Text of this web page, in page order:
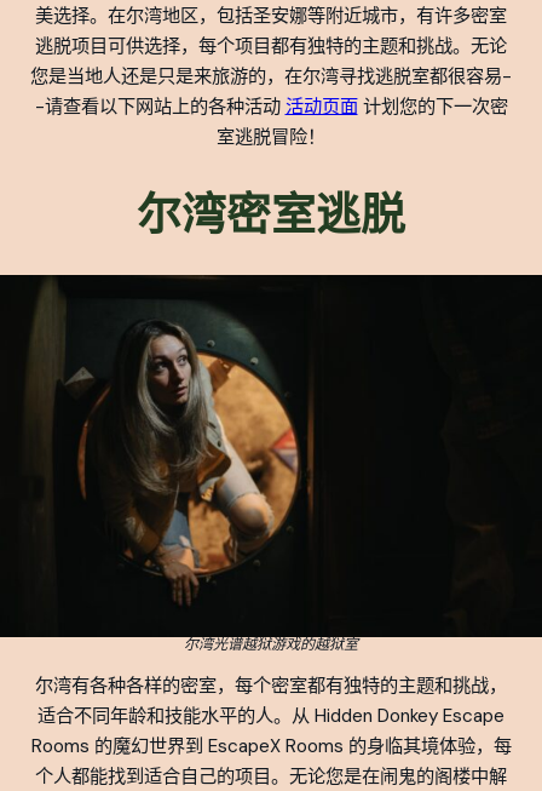
美选择。在尔湾地区，包括圣安娜等附近城市，有许多密室
逃脱项目可供选择，每个项目都有独特的主题和挑战。无论
您是当地人还是只是来旅游的，在尔湾寻找逃脱室都很容易-
-请查看以下网站上的各种活动 活动页面计划您的下一次密
室逃脱冒险！
尔湾密室逃脱
尔湾光谱越狱游戏的越狱室
尔湾有各种各样的密室，每个密室都有独特的主题和挑战，
适合不同年龄和技能水平的人。从 Hidden Donkey Escape
Rooms 的魔幻世界到 EscapeX Rooms 的身临其境体验，每
个人都能找到适合自己的项目。无论您是在闹鬼的阁楼中解